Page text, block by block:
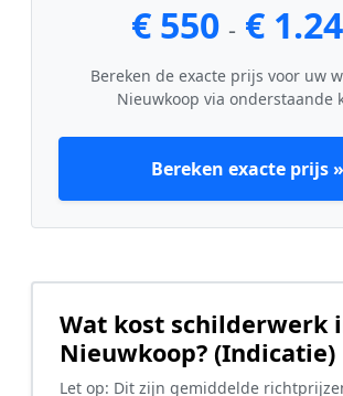
€ 550 - €
Bereken de exacte prijs voor uw
Nieuwkoop via onderstaande
Bereken exacte prijs »
Wat kost schilderwerk
Nieuwkoop? (Indicatie)
Let op: Dit zijn gemiddelde